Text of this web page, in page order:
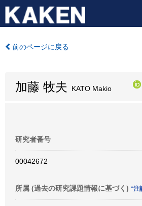
前のページに戻る
加藤 牧夫 KATO Makio
研究者番号
00042672
所属 (過去の研究課題情報に基づく) *注